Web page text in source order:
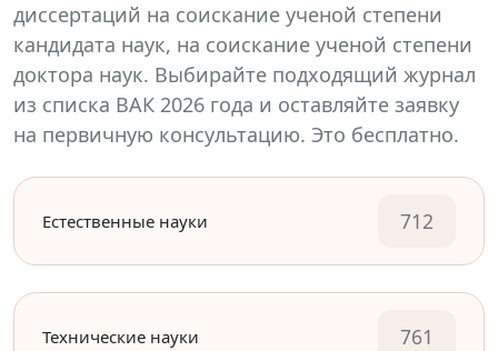
диссертаций на соискание ученой степени
кандидата наук, на соискание ученой степени
доктора наук. Выбирайте подходящий журнал
из списка ВАК 2026 года и оставляйте заявку
на первичную консультацию. Это бесплатно.
Естественные науки 712
Технические науки 761